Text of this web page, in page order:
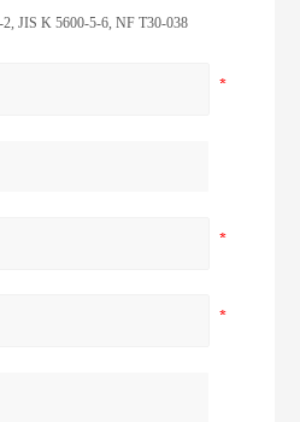
JIS K 5600-5-6, NF T30-038